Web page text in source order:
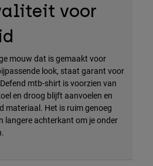
voor
mouw dat is gemaakt voor
look, staat garant voor
mtb-shirt is voorzien van
en droog blijft aanvoelen en
materiaal. Het is ruim genoeg
langere achterkant om je onder